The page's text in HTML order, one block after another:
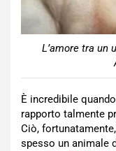
L’amore tra un
È incredibile
rapporto talmente
Ciò,
spesso un animale